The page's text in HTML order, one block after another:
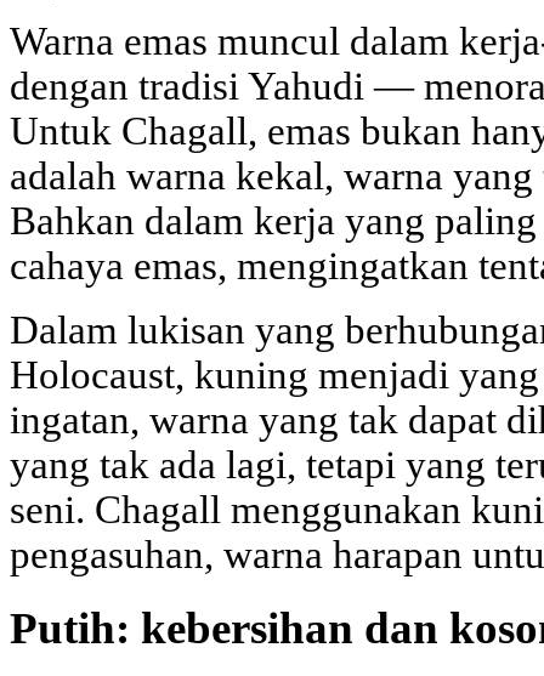
Warna emas muncul dalam
dengan tradisi Yahudi —
Untuk Chagall, emas bukan
adalah warna kekal, warna
Bahkan dalam kerja yang
cahaya emas, mengingatkan
Dalam lukisan yang
Holocaust, kuning menjadi
ingatan, warna yang tak dapat
yang tak ada lagi, tetapi yang
seni. Chagall menggunakan
pengasuhan, warna harapan
Putih: kebersihan dan